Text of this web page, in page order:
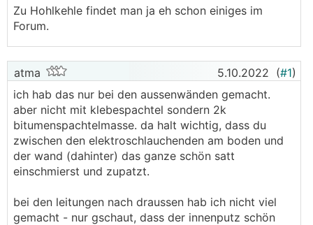
Zu Hohlkehle findet man ja eh schon einiges im
Forum.
atma 5.10.2022 (#1)
ich hab das nur bei den aussenwänden gemacht.
aber nicht mit klebespachtel sondern 2k
bitumenspachtelmasse. da halt wichtig, dass du
zwischen den elektroschlauchenden am boden und
der wand (dahinter) das ganze schön satt
einschmierst und zupatzt.
bei den leitungen nach draussen hab ich nicht viel
gemacht - nur gschaut, dass der innenputz schön